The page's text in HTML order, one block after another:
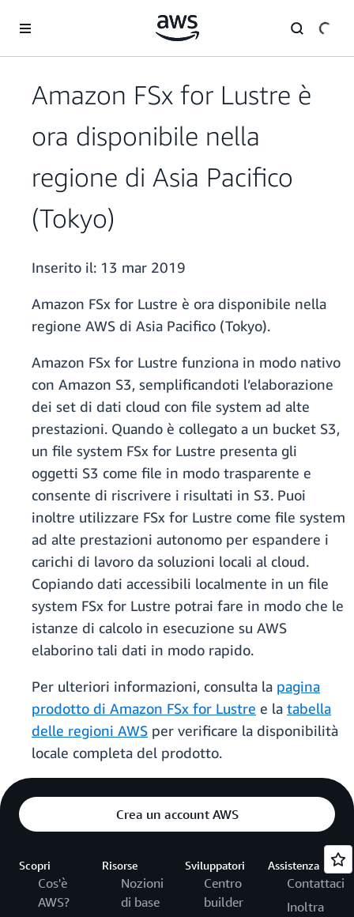
Amazon FSx for Lustre è
ora disponibile nella
regione di Asia Pacifico
(Tokyo)
Inserito il: 13 mar 2019
Amazon FSx for Lustre è ora disponibile nella
regione AWS di Asia Pacifico (Tokyo).
Amazon FSx for Lustre funziona in modo nativo
con Amazon S3, semplificandoti l’elaborazione
dei set di dati cloud con file system ad alte
prestazioni. Quando è collegato a un bucket S3,
un file system FSx for Lustre presenta gli
oggetti S3 come file in modo trasparente e
consente di riscrivere i risultati in S3. Puoi
inoltre utilizzare FSx for Lustre come file system
ad alte prestazioni autonomo per espandere i
carichi di lavoro da soluzioni locali al cloud.
Copiando dati accessibili localmente in un file
system FSx for Lustre potrai fare in modo che le
istanze di calcolo in esecuzione su AWS
elaborino tali dati in modo rapido.
Per ulteriori informazioni, consulta la pagina
prodotto di Amazon FSx for Lustre e la tabella
delle regioni AWS per verificare la disponibilità
locale completa del prodotto.
Crea un account AWS
Scopri
Cos'è
AWS?
Risorse
Nozioni
di base
Sviluppatori
Centro
builder
Assistenza
Contattaci
Inoltra